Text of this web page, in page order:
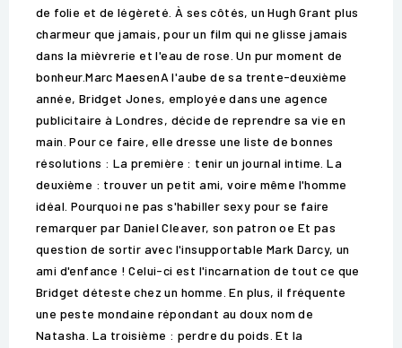
de folie et de légèreté. À ses côtés, un Hugh Grant plus
charmeur que jamais, pour un film qui ne glisse jamais
dans la mièvrerie et l'eau de rose. Un pur moment de
bonheur.Marc MaesenA l'aube de sa trente-deuxième
année, Bridget Jones, employée dans une agence
publicitaire à Londres, décide de reprendre sa vie en
main. Pour ce faire, elle dresse une liste de bonnes
résolutions : La première : tenir un journal intime. La
deuxième : trouver un petit ami, voire même l'homme
idéal. Pourquoi ne pas s'habiller sexy pour se faire
remarquer par Daniel Cleaver, son patron oe Et pas
question de sortir avec l'insupportable Mark Darcy, un
ami d'enfance ! Celui-ci est l'incarnation de tout ce que
Bridget déteste chez un homme. En plus, il fréquente
une peste mondaine répondant au doux nom de
Natasha. La troisième : perdre du poids. Et la